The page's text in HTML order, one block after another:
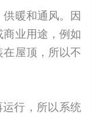
暖和通风。因
业用途，例如
屋顶，所以不
行，所以系统